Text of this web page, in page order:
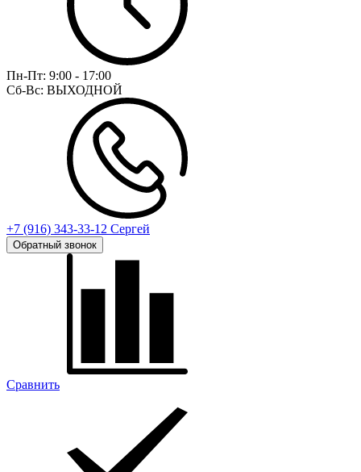
Пн-Пт: 9:00 - 17:00
Сб-Вс: ВЫХОДНОЙ
+7 (916) 343-33-12 Сергей
Обратный звонок
Сравнить